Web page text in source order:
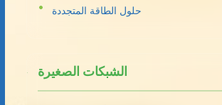
حلول الطاقة المتجددة
الشبكات الصغيرة